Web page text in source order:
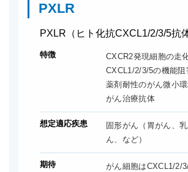
PXLR
PXLR（ヒト化抗CXCL1/2/3/5抗体
特徴
CXCR2発現細胞の走
CXCL1/2/3/5の機能阻
薬剤耐性のがん微小
がん治療抗体
想定適応疾患
固形がん（胃がん、
ん、など）
期待
がん細胞はCXCL1/2/